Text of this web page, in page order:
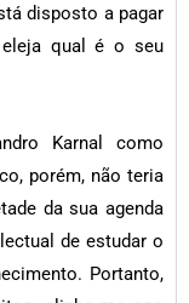
disposto a pagar
qual é o seu
Karnal como
porém, não teria
da sua agenda
de estudar o
Portanto,